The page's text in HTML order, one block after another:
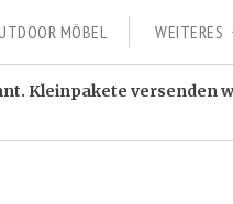
MÖBEL WEITERES
Kleinpakete versenden